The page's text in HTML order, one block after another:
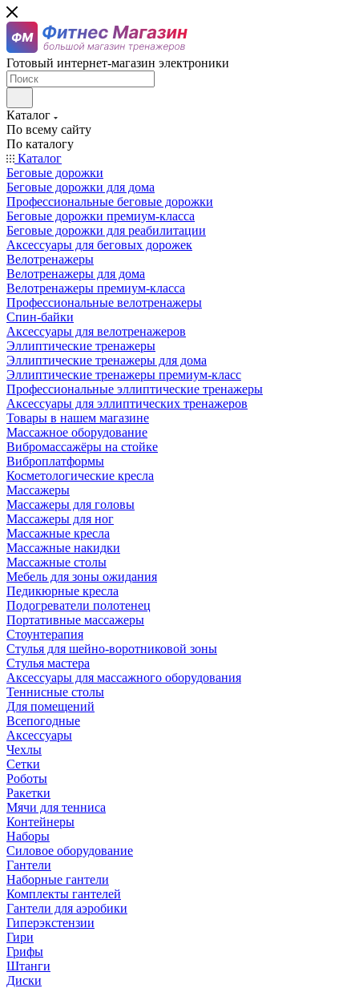
Готовый интернет-магазин электроники
Каталог
По всему сайту
По каталогу
Каталог
Беговые дорожки
Беговые дорожки для дома
Профессиональные беговые дорожки
Беговые дорожки премиум-класса
Беговые дорожки для реабилитации
Аксессуары для беговых дорожек
Велотренажеры
Велотренажеры для дома
Велотренажеры премиум-класса
Профессиональные велотренажеры
Спин-байки
Аксессуары для велотренажеров
Эллиптические тренажеры
Эллиптические тренажеры для дома
Эллиптические тренажеры премиум-класс
Профессиональные эллиптические тренажеры
Аксессуары для эллиптических тренажеров
Товары в нашем магазине
Массажное оборудование
Вибромассажёры на стойке
Виброплатформы
Косметологические кресла
Массажеры
Массажеры для головы
Массажеры для ног
Массажные кресла
Массажные накидки
Массажные столы
Мебель для зоны ожидания
Педикюрные кресла
Подогреватели полотенец
Портативные массажеры
Стоунтерапия
Стулья для шейно-воротниковой зоны
Стулья мастера
Аксессуары для массажного оборудования
Теннисные столы
Для помещений
Всепогодные
Аксессуары
Чехлы
Сетки
Роботы
Ракетки
Мячи для тенниса
Контейнеры
Наборы
Силовое оборудование
Гантели
Наборные гантели
Комплекты гантелей
Гантели для аэробики
Гиперэкстензии
Гири
Грифы
Штанги
Диски